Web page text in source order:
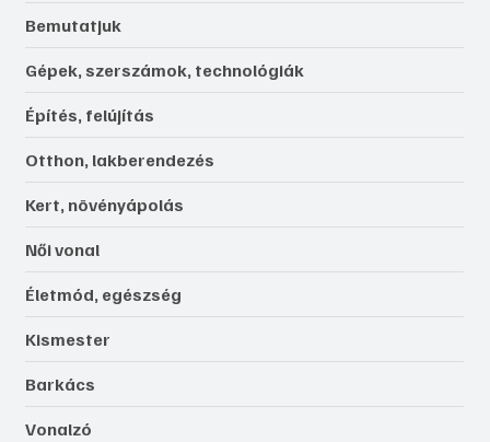
Bemutatjuk
Gépek, szerszámok, technológiák
Építés, felújítás
Otthon, lakberendezés
Kert, növényápolás
Női vonal
Életmód, egészség
Kismester
Barkács
Vonalzó